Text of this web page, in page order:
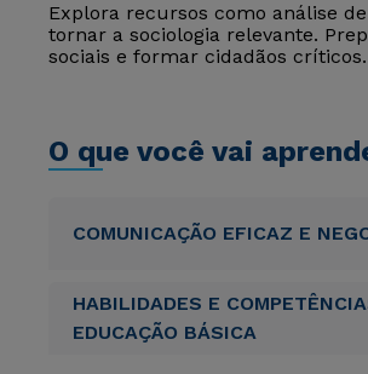
Explora recursos como análise
tornar a sociologia relevante.
sociais e formar cidadãos críticos.
O que você vai
COMUNICAÇÃO EFICAZ E
HABILIDADES E
EDUCAÇÃO BÁSICA